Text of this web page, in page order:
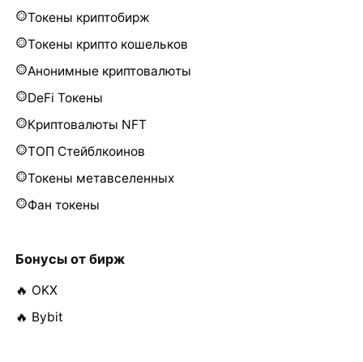
Токены криптобирж
Токены крипто кошельков
Анонимные криптовалюты
DeFi Токены
Криптовалюты NFT
ТОП Стейблкоинов
Токены метавселенных
Фан токены
Бонусы от бирж
🔥 OKX
🔥 Bybit